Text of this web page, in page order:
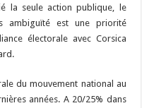
la seule action publique, le
ambiguïté est une priorité
électorale avec Corsica
du mouvement national au
années. A 20/25% dans